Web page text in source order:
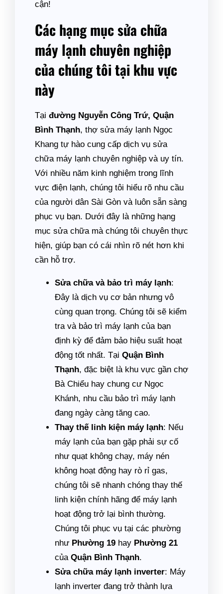
cận!
Các hạng mục sửa chữa
máy lạnh chuyên nghiệp
của chúng tôi tại khu vực
này
Tại đường Nguyễn Công Trứ, Quận
Bình Thạnh, thợ sửa máy lạnh Ngọc
Khang tự hào cung cấp dịch vụ sửa
chữa máy lạnh chuyên nghiệp và uy tín.
Với nhiều năm kinh nghiệm trong lĩnh
vực điện lạnh, chúng tôi hiểu rõ nhu cầu
của người dân Sài Gòn và luôn sẵn sàng
phục vụ bạn. Dưới đây là những hạng
mục sửa chữa mà chúng tôi chuyên thực
hiện, giúp bạn có cái nhìn rõ nét hơn khi
cần hỗ trợ.
Sửa chữa và bảo trì máy lạnh:
Đây là dịch vụ cơ bản nhưng vô
cùng quan trọng. Chúng tôi sẽ kiểm
tra và bảo trì máy lạnh của bạn
định kỳ để đảm bảo hiệu suất hoạt
động tốt nhất. Tại Quận Bình
Thạnh, đặc biệt là khu vực gần chợ
Bà Chiểu hay chung cư Ngọc
Khánh, nhu cầu bảo trì máy lạnh
đang ngày càng tăng cao.
Thay thế linh kiện máy lạnh: Nếu
máy lạnh của bạn gặp phải sự cố
như quạt không chạy, máy nén
không hoạt động hay rò rỉ gas,
chúng tôi sẽ nhanh chóng thay thế
linh kiện chính hãng để máy lạnh
hoạt động trở lại bình thường.
Chúng tôi phục vụ tại các phường
như Phường 19 hay Phường 21
của Quận Bình Thạnh.
Sửa chữa máy lạnh inverter: Máy
lạnh inverter đang trở thành lựa